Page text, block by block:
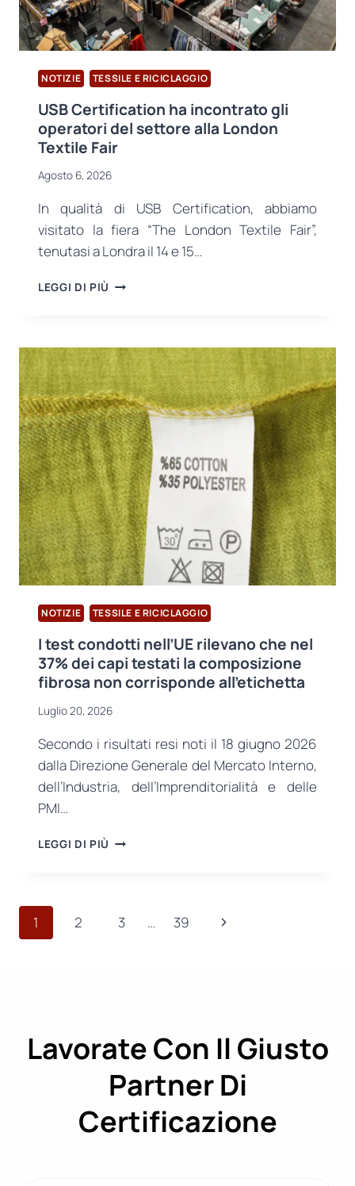
NOTIZIE TESSILE E RICICLAGGIO
USB Certification ha incontrato gli
operatori del settore alla London
Textile Fair
Agosto 6, 2026
In qualità di USB Certification, abbiamo
visitato la fiera “The London Textile Fair”,
tenutasi a Londra il 14 e 15…
LEGGI DI PIÙ USB
GLI
OPERATORI
DEL
SETTORE
ALLA
LONDON
TEXTILE
FAIR
NOTIZIE TESSILE E RICICLAGGIO
I test condotti nell’UE rilevano che nel
37% dei capi testati la composizione
fibrosa non corrisponde all’etichetta
Luglio 20, 2026
Secondo i risultati resi noti il 18 giugno 2026
dalla Direzione Generale del Mercato Interno,
dell’Industria, dell’Imprenditorialità e delle
PMI…
LEGGI DI PIÙ
CHE
COMPOSIZIONE
FIBROSA
NON
CORRISPONDE
Navigazione
1 2 3 … 39
Pagina
Lavorate Con Il Giusto
Partner Di
Certificazione